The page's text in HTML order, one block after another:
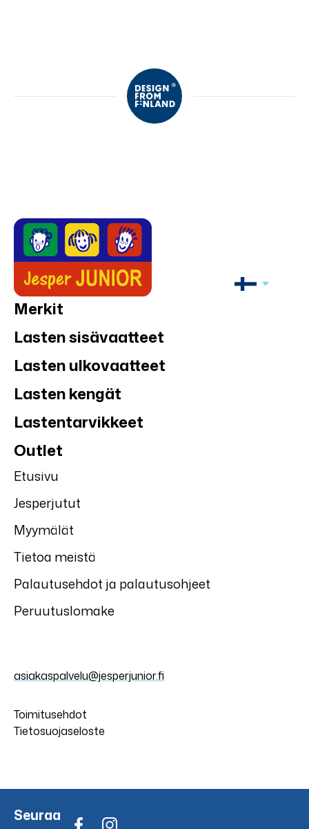
Merkit
Lasten sisävaatteet
Lasten ulkovaatteet
Lasten kengät
Lastentarvikkeet
Outlet
Etusivu
Jesperjutut
Myymälät
Tietoa meistä
Palautusehdot ja palautusohjeet
Peruutuslomake
asiakaspalvelu@jesperjunior.fi
Toimitusehdot
Tietosuojaseloste
Seuraa